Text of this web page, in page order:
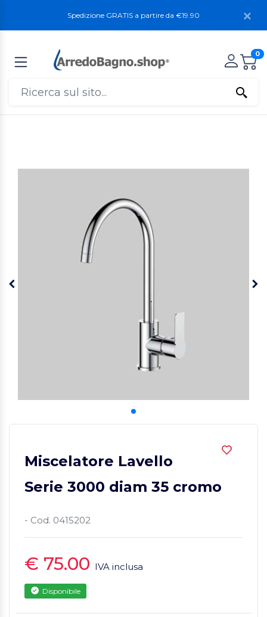
Spedizione GRATIS a partire da €19.90
0
Miscelatore Lavello
Serie 3000 diam 35 cromo
- Cod. 0415202
€ 75.00 IVA inclusa
Disponibile